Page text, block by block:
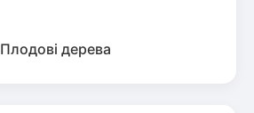
Плодові дерева